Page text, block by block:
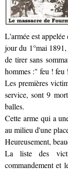
L'armée est
jour du 1°mai
de tirer sans
hommes :" feu ! feu
Les premières
service, sont 9
balles.
Cette arme qui a
au milieu d'une
Heureusement,
La liste des
commandement et